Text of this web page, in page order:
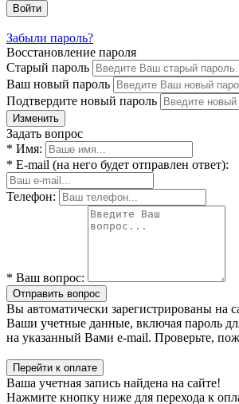
Войти
Забыли пароль?
Восстановление пароля
Старый пароль
Ваш новый пароль
Подтвердите новый пароль
Изменить
Задать вопрос
* Имя:
* E-mail (на него будет отправлен ответ):
Телефон:
* Ваш вопрос:
Отправить вопрос
Вы автоматически зарегистрированы на
Ваши учетные данные, включая пароль
на указанный Вами e-mail. Проверьте,
Перейти к оплате
Ваша учетная запись найдена на сайте!
Нажмите кнопку ниже для перехода к